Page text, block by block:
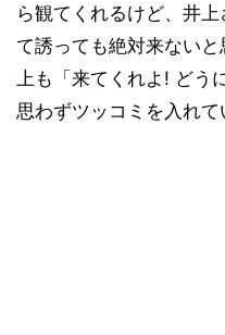
ら観てくれるけど、井
て誘っても絶対来ない
上も「来てくれよ! どう
思わずツッコミを入れて